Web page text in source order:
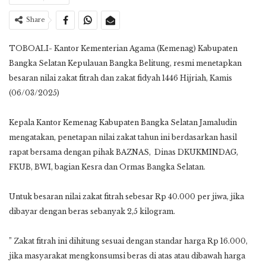
Share
TOBOALI- Kantor Kementerian Agama (Kemenag) Kabupaten
Bangka Selatan Kepulauan Bangka Belitung, resmi menetapkan
besaran nilai zakat fitrah dan zakat fidyah 1446 Hijriah, Kamis
(06/03/2025)
Kepala Kantor Kemenag Kabupaten Bangka Selatan Jamaludin
mengatakan, penetapan nilai zakat tahun ini berdasarkan hasil
rapat bersama dengan pihak BAZNAS, Dinas DKUKMINDAG,
FKUB, BWI, bagian Kesra dan Ormas Bangka Selatan.
Untuk besaran nilai zakat fitrah sebesar Rp 40.000 per jiwa, jika
dibayar dengan beras sebanyak 2,5 kilogram.
” Zakat fitrah ini dihitung sesuai dengan standar harga Rp 16.000,
jika masyarakat mengkonsumsi beras di atas atau dibawah harga